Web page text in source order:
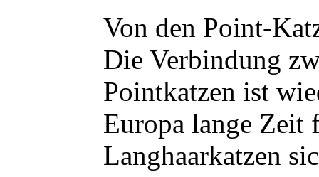
Von den Point-
Die Verbindung
Pointkatzen ist
Europa lange Zeit
Langhaarkatzen